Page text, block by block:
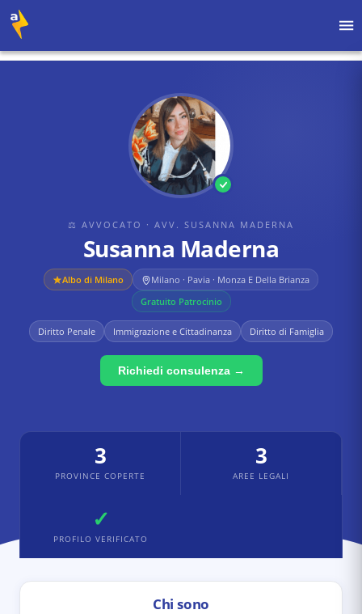
⚖ AVVOCATO · AVV. SUSANNA MADERNA
Susanna Maderna
Albo di Milano
Milano · Pavia · Monza E Della Brianza
Gratuito Patrocinio
Diritto Penale Immigrazione e Cittadinanza Diritto di Famiglia
Richiedi consulenza →
3
PROVINCE COPERTE
3
AREE LEGALI
✓
PROFILO VERIFICATO
Chi sono